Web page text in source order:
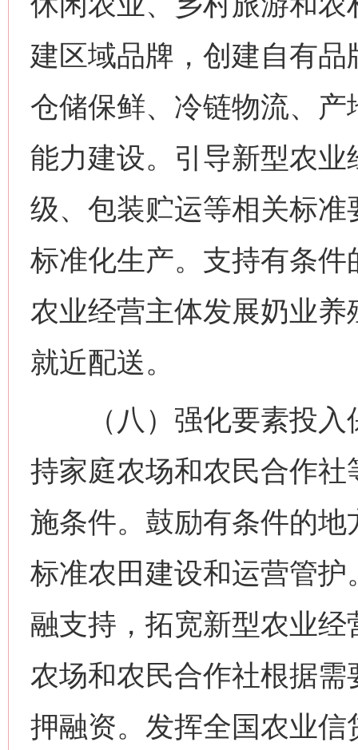
建区域品牌，创建自有
仓储保鲜、冷链物流、
能力建设。引导新型农
级、包装贮运等相关标
标准化生产。支持有条
农业经营主体发展奶业
就近配送。
（八）强化要素投入
持家庭农场和农民合作
施条件。鼓励有条件的
标准农田建设和运营管
融支持，拓宽新型农业
农场和农民合作社根据
押融资。发挥全国农业